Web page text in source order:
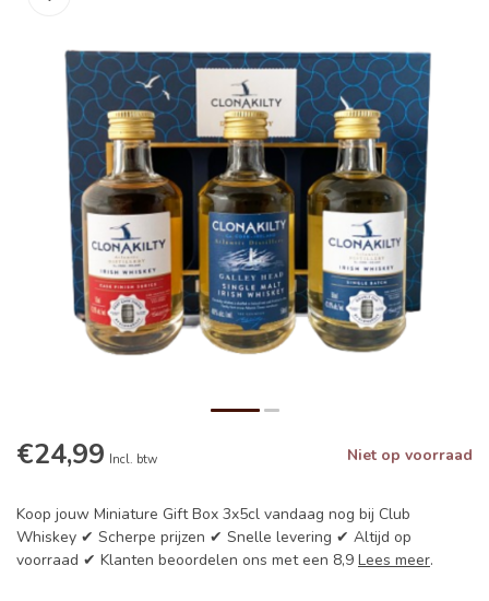
€24,99 Incl. btw Niet op voorraad
Koop jouw Miniature Gift Box 3x5cl vandaag nog bij Club
Whiskey ✔ Scherpe prijzen ✔ Snelle levering ✔ Altijd op
voorraad ✔ Klanten beoordelen ons met een 8,9 Lees meer.